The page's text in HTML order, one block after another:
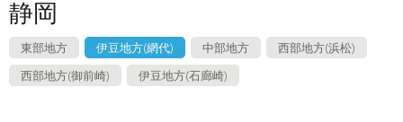
静岡
東部地方 伊豆地方(網代) 中部地方 西部地方(浜松)
西部地方(御前崎) 伊豆地方(石廊崎)